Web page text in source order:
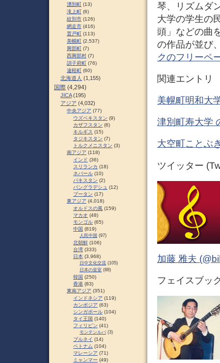
琴、リズムダ
大学の学生の
頭」などの曲
の作品が並び
クのフリーペ
関連エントリ
美幌町明和大
津別町寿大学
大空町ことぶ
ツイッター
加藤 雅夫
フェイスブッ
湧別町 (13)
滝上町 (6)
紋別市 (126)
網走市 (416)
置戸町 (113)
美幌町 (2,537)
興部町 (7)
西興部村 (7)
訓子府町 (76)
遠軽町 (60)
北海道人 (1,155)
国際 (4,294)
JICA(195)
アジア (4,032)
中央アジア (77)
ウズベキスタン (9)
カザフスタン (6)
キルギス (15)
タジキスタン (7)
トルクメニスタン (3)
南アジア (118)
インド (36)
スリランカ (18)
ネパール (10)
パキスタン (2)
バングラデシュ (12)
ブータン (17)
東アジア (4,018)
オルドスの風 (159)
マカオ (48)
モンゴル (65)
中国 (819)
人民中国 (97)
北朝鮮 (106)
台湾 (333)
日本 (3,968)
日中文化交流 (105)
日本の皇室 (88)
韓国 (250)
香港 (83)
東南アジア (351)
インドネシア (119)
カンボジア (63)
シンガポール (104)
タイ王国 (140)
フィリピン (41)
モンテンルパ (3)
ブルネイ (14)
ベトナム (104)
マレーシア (71)
ミャンマー (49)